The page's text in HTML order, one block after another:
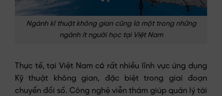
Ngành kĩ thuật không gian cũng là một trong những
ngành ít người học tại Việt Nam
Thực tế, tại Việt Nam có rất nhiều lĩnh vực ứng dụng
Kỹ thuật không gian, đặc biệt trong giai đoạn
chuyển đổi số. Công nghệ viễn thám giúp quản lý tài